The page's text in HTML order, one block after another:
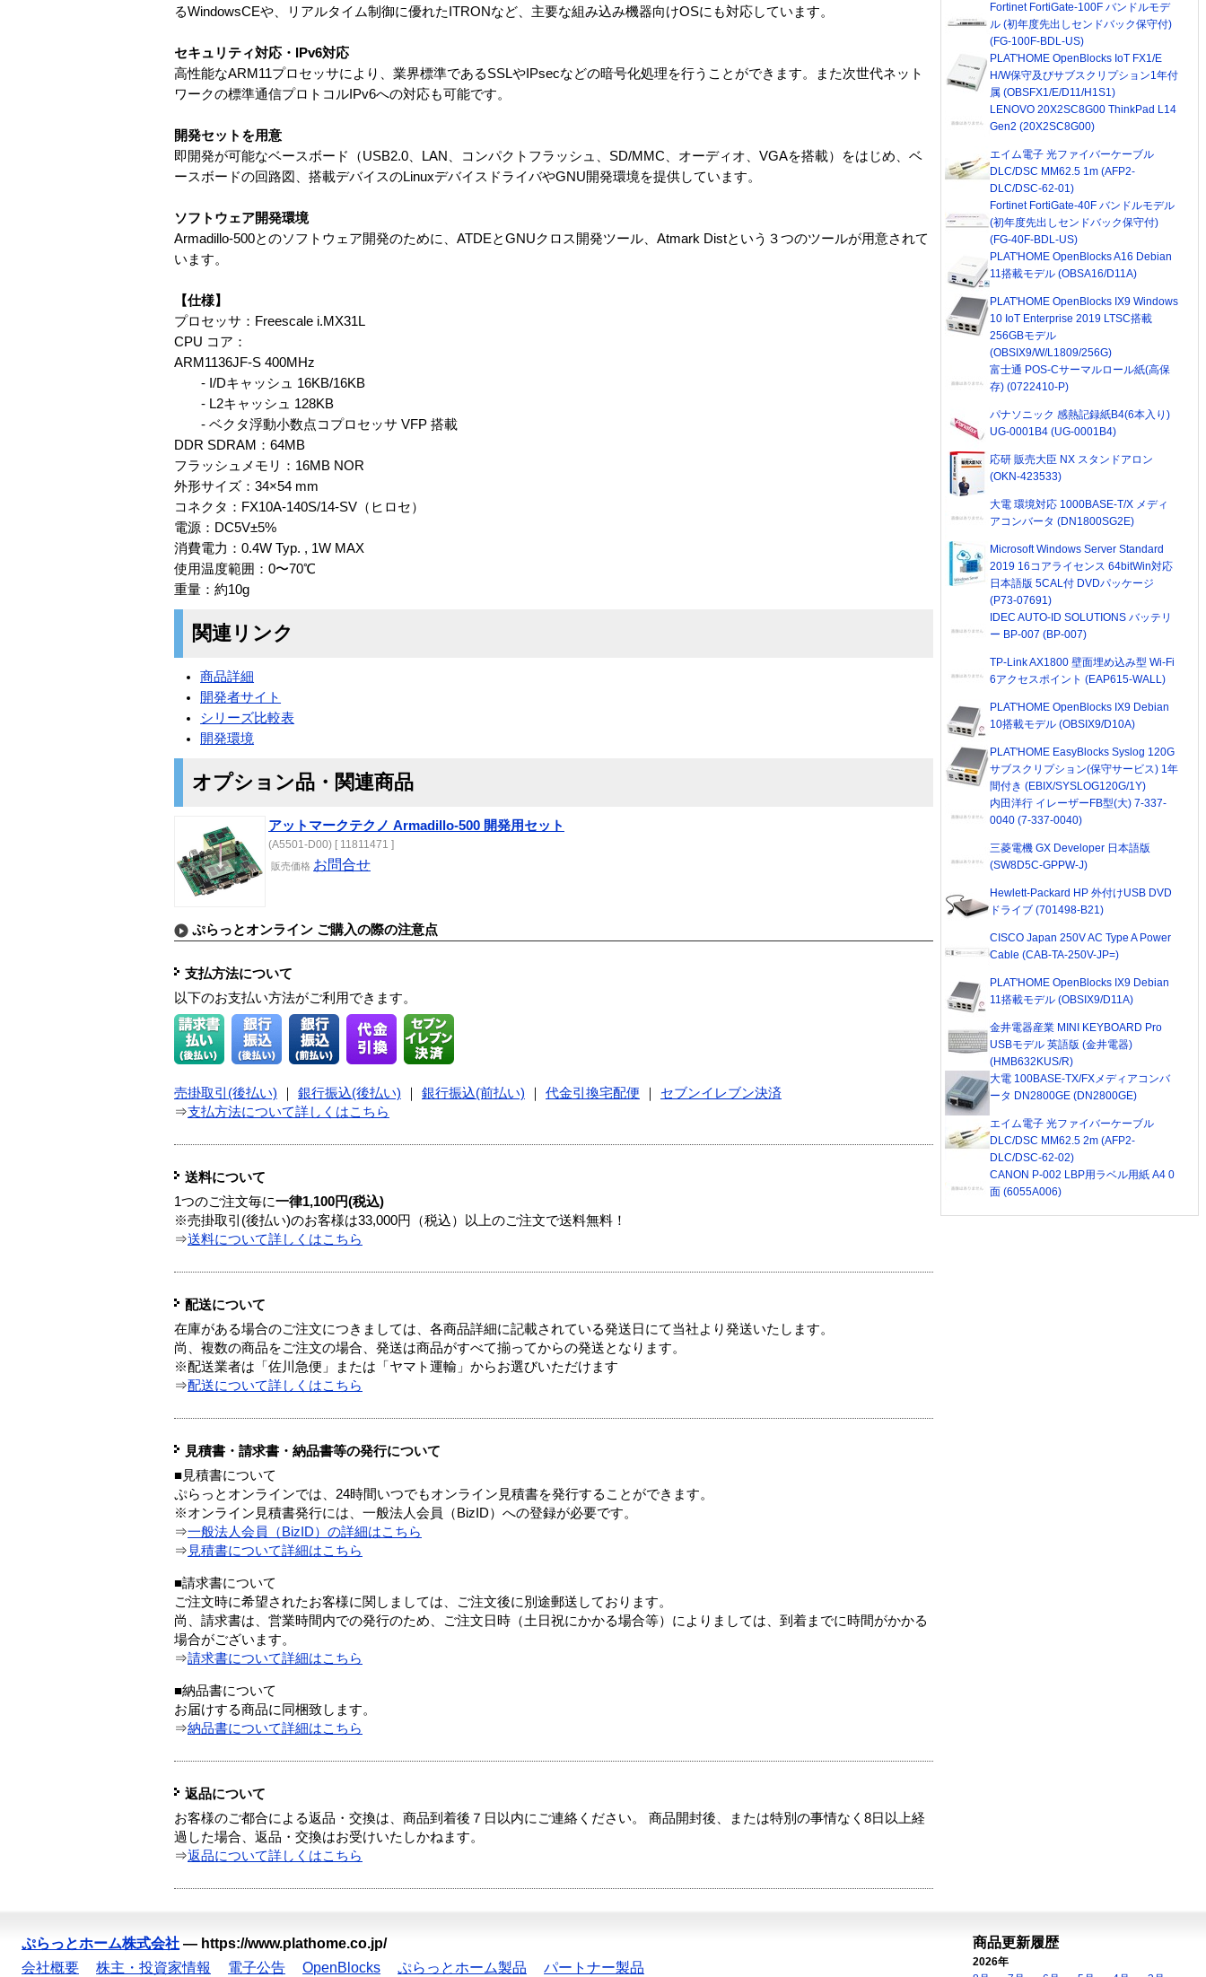
るWindowsCEや、リアルタイム制御に優れたITRONなど、主要な組み込み機器向けOSにも対応しています。
セキュリティ対応・IPv6対応
高性能なARM11プロセッサにより、業界標準であるSSLやIPsecなどの暗号化処理を行うことができます。また次世代ネット
ワークの標準通信プロトコルIPv6への対応も可能です。
開発セットを用意
即開発が可能なベースボード（USB2.0、LAN、コンパクトフラッシュ、SD/MMC、オーディオ、VGAを搭載）をはじめ、ベ
ースボードの回路図、搭載デバイスのLinuxデバイスドライバやGNU開発環境を提供しています。
ソフトウェア開発環境
Armadillo-500とのソフトウェア開発のために、ATDEとGNUクロス開発ツール、Atmark Distという３つのツールが用意されて
います。
【仕様】
プロセッサ：Freescale i.MX31L
CPU コア：
ARM1136JF-S 400MHz
- I/Dキャッシュ 16KB/16KB
- L2キャッシュ 128KB
- ベクタ浮動小数点コプロセッサ VFP 搭載
DDR SDRAM：64MB
フラッシュメモリ：16MB NOR
外形サイズ：34×54 mm
コネクタ：FX10A-140S/14-SV（ヒロセ）
電源：DC5V±5%
消費電力：0.4W Typ. , 1W MAX
使用温度範囲：0〜70℃
重量：約10g
関連リンク
商品詳細
開発者サイト
シリーズ比較表
開発環境
オプション品・関連商品
アットマークテクノ Armadillo-500 開発用セット
(A5501-D00) [ 11811471 ]
販売価格 お問合せ
ぷらっとオンライン ご購入の際の注意点
支払方法について
以下のお支払い方法がご利用できます。
売掛取引(後払い) 銀行振込(後払い) 銀行振込(前払い) 代金引換宅配便
セブンイレブン決済
⇒支払方法について詳しくはこちら
送料について
1つのご注文毎に一律1,100円(税込)
※売掛取引(後払い)のお客様は33,000円（税込）以上のご注文で送料無料！
⇒送料について詳しくはこちら
配送について
在庫がある場合のご注文につきましては、各商品詳細に記載されている発送日にて当社より発送いたします。
尚、複数の商品をご注文の場合、発送は商品がすべて揃ってからの発送となります。
※配送業者は「佐川急便」または「ヤマト運輸」からお選びいただけます
⇒配送について詳しくはこちら
見積書・請求書・納品書等の発行について
■見積書について
ぷらっとオンラインでは、24時間いつでもオンライン見積書を発行することができます。
※オンライン見積書発行には、一般法人会員（BizID）への登録が必要です。
⇒一般法人会員（BizID）の詳細はこちら
⇒ 見積書について詳細はこちら
■請求書について
ご注文時に希望されたお客様に関しましては、ご注文後に別途郵送しております。
尚、請求書は、営業時間内での発行のため、ご注文日時（土日祝にかかる場合等）によりましては、到着までに時間がかかる
場合がございます。
⇒請求書について詳細はこちら
■納品書について
お届けする商品に同梱致します。
⇒納品書について詳細はこちら
返品について
お客様のご都合による返品・交換は、商品到着後７日以内にご連絡ください。 商品開封後、または特別の事情なく8日以上経
過した場合、返品・交換はお受けいたしかねます。
⇒返品について詳しくはこちら
Fortinet FortiGate-100F バンドルモデ
ル (初年度先出しセンドバック保守付)
(FG-100F-BDL-US)
PLAT'HOME OpenBlocks IoT FX1/E
H/W保守及びサブスクリプション1年付
属 (OBSFX1/E/D11/H1S1)
LENOVO 20X2SC8G00 ThinkPad L14
Gen2 (20X2SC8G00)
エイム電子 光ファイバーケーブル
DLC/DSC MM62.5 1m (AFP2-
DLC/DSC-62-01)
Fortinet FortiGate-40F バンドルモデル
(初年度先出しセンドバック保守付)
(FG-40F-BDL-US)
PLAT'HOME OpenBlocks A16 Debian
11搭載モデル (OBSA16/D11A)
PLAT'HOME OpenBlocks IX9 Windows
10 IoT Enterprise 2019 LTSC搭載
256GBモデル
(OBSIX9/W/L1809/256G)
富士通 POS-Cサーマルロール紙(高保
存) (0722410-P)
パナソニック 感熱記録紙B4(6本入り)
UG-0001B4 (UG-0001B4)
応研 販売大臣 NX スタンドアロン
(OKN-423533)
大電 環境対応 1000BASE-T/X メディ
アコンバータ (DN1800SG2E)
Microsoft Windows Server Standard
2019 16コアライセンス 64bitWin対応
日本語版 5CAL付 DVDパッケージ
(P73-07691)
IDEC AUTO-ID SOLUTIONS バッテリ
ー BP-007 (BP-007)
TP-Link AX1800 壁面埋め込み型 Wi-Fi
6アクセスポイント (EAP615-WALL)
PLAT'HOME OpenBlocks IX9 Debian
10搭載モデル (OBSIX9/D10A)
PLAT'HOME EasyBlocks Syslog 120G
サブスクリプション(保守サービス) 1年
間付き (EBIX/SYSLOG120G/1Y)
内田洋行 イレーザーFB型(大) 7-337-
0040 (7-337-0040)
三菱電機 GX Developer 日本語版
(SW8D5C-GPPW-J)
Hewlett-Packard HP 外付けUSB DVD
ドライブ (701498-B21)
CISCO Japan 250V AC Type A Power
Cable (CAB-TA-250V-JP=)
PLAT'HOME OpenBlocks IX9 Debian
11搭載モデル (OBSIX9/D11A)
金井電器産業 MINI KEYBOARD Pro
USBモデル 英語版 (金井電器)
(HMB632KUS/R)
大電 100BASE-TX/FXメディアコンバ
ータ DN2800GE (DN2800GE)
エイム電子 光ファイバーケーブル
DLC/DSC MM62.5 2m (AFP2-
DLC/DSC-62-02)
CANON P-002 LBP用ラベル用紙 A4 0
面 (6055A006)
ぷらっとホーム株式会社 — https://www.plathome.co.jp/
会社概要
株主・投資家情報 電子公告 OpenBlocks ぷらっとホーム製品 パートナー製品
商品更新履歴
2026年